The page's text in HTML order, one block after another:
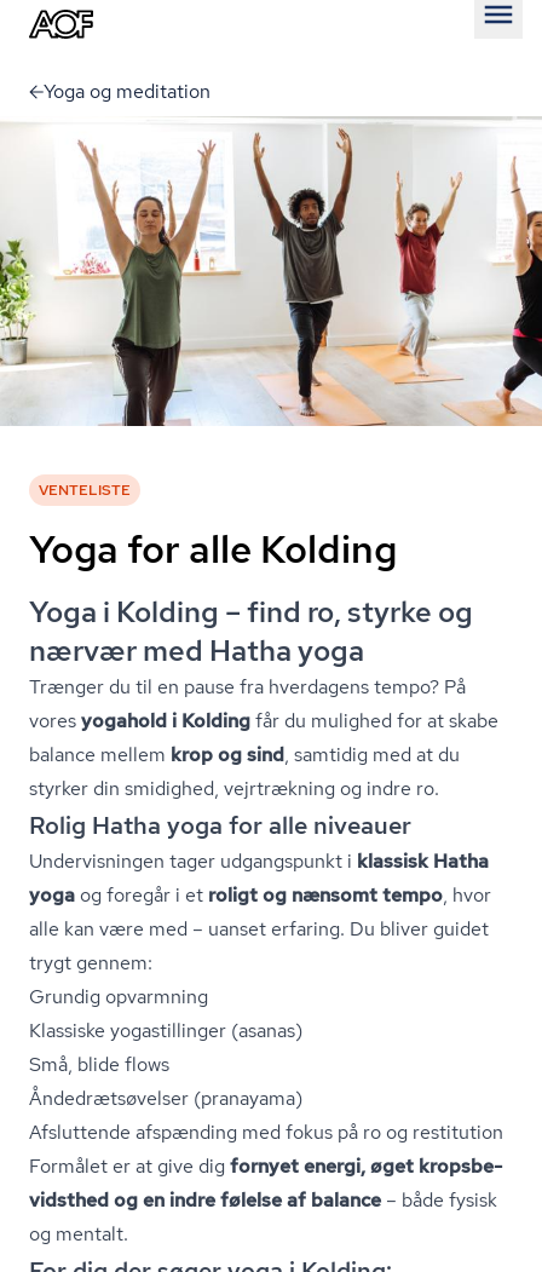
Yoga og meditation
VENTELISTE
Yoga for alle Kolding
Yoga i Kolding – find ro, styrke og
nærvær med Hatha yoga
Trænger du til en pause fra hverdagens tempo? På
voresyogahold i Koldingfår du mulighed for at skabe
balance mellem krop og sind, samtidig med at du
styrker din smidighed, vejrtrækning og indre ro.
Rolig Hatha yoga for alle niveauer
Undervisningen tager udgangspunkt i klassisk Hatha
yoga og foregår i et roligt og nænsomt tempo, hvor
alle kan være med – uanset erfaring. Du bliver guidet
trygt gennem:
Grundig opvarmning
Klassiske yogastillinger (asanas)
Små, blide flows
Ån­de­drætsø­vel­ser (pranayama)
Afsluttende afspænding med fokus på ro og restitution
Formålet er at give dig fornyet energi, øget kro­ps­be­
vidst­hed og en indre følelse af balance – både fysisk
og mentalt.